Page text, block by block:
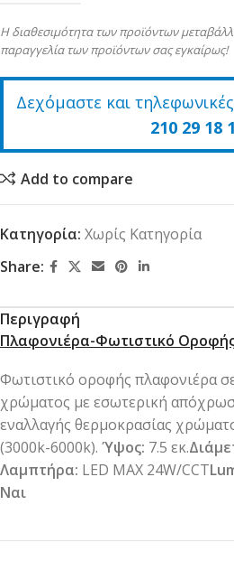
Η διαθεσιμότητα των προϊόντων
παραγγελία των προϊόντων σας εγκαίρως!
Δεχόμαστε και
210 29 18
Add to compare
Κατηγορία: Χωρίς Κατηγορία
Share:
Περιγραφή
Πλαφονιέρα-Φωτιστικό Οροφής
Φωτιστικό οροφής πλαφονιέρα
χρώματος με εσωτερική
εναλλαγής θερμοκρασίας
(3000k-6000k). Ύψος: 7.5 εκ.
Λαμπτήρα: LED MAX 24W/CCT
Ναι